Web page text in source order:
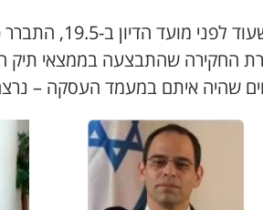
אלא שעוד לפני
החקירה שהתבצעה בממצאי תיק
שהיה איתם במעמד העסקה –